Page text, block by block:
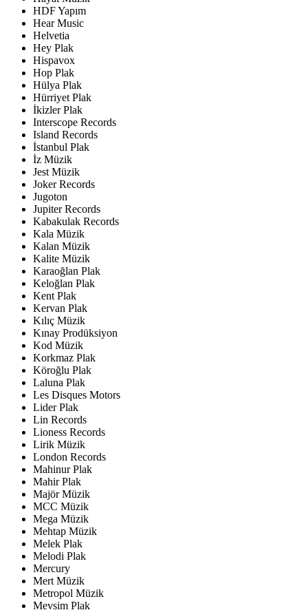
HDF Yapım
Hear Music
Helvetia
Hey Plak
Hispavox
Hop Plak
Hülya Plak
Hürriyet Plak
İkizler Plak
Interscope Records
Island Records
İstanbul Plak
İz Müzik
Jest Müzik
Joker Records
Jugoton
Jupiter Records
Kabakulak Records
Kala Müzik
Kalan Müzik
Kalite Müzik
Karaoğlan Plak
Keloğlan Plak
Kent Plak
Kervan Plak
Kılıç Müzik
Kınay Prodüksiyon
Kod Müzik
Korkmaz Plak
Köroğlu Plak
Laluna Plak
Les Disques Motors
Lider Plak
Lin Records
Lioness Records
Lirik Müzik
London Records
Mahinur Plak
Mahir Plak
Majör Müzik
MCC Müzik
Mega Müzik
Mehtap Müzik
Melek Plak
Melodi Plak
Mercury
Mert Müzik
Metropol Müzik
Mevsim Plak